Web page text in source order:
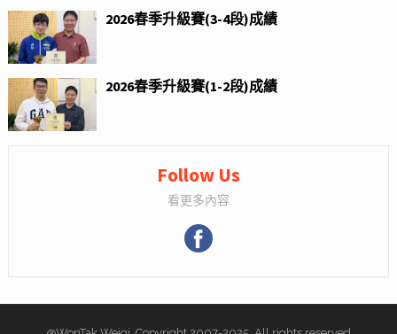
2026春季升級賽(3-4段)成績
2026春季升級賽(1-2段)成績
Follow Us
看更多內容